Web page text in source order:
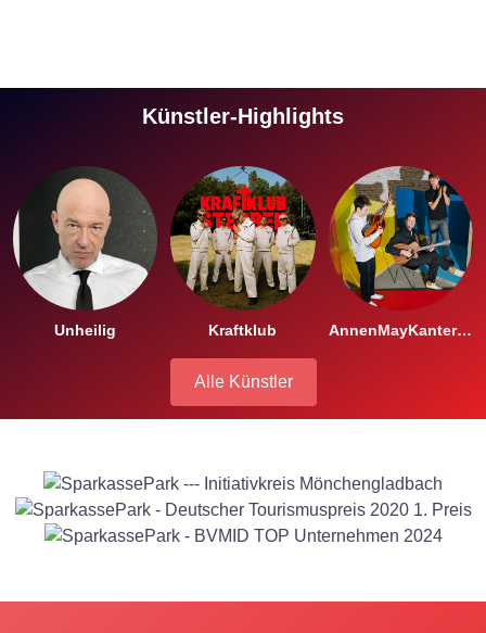
Künstler-Highlights
Unheilig Kraftklub AnnenMayKantereit
Alle Künstler